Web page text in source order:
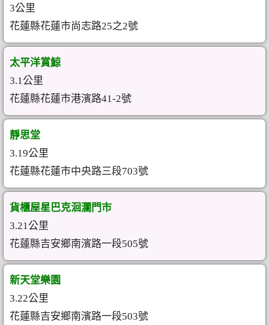
3公里
花蓮縣花蓮市尚志路25之2號
太平洋賞鯨
3.1公里
花蓮縣花蓮市港濱路41-2號
靜思堂
3.19公里
花蓮縣花蓮市中央路三段703號
貨櫃屋星巴克洄瀾門市
3.21公里
花蓮縣吉安鄉南濱路一段505號
新天堂樂園
3.22公里
花蓮縣吉安鄉南濱路一段503號